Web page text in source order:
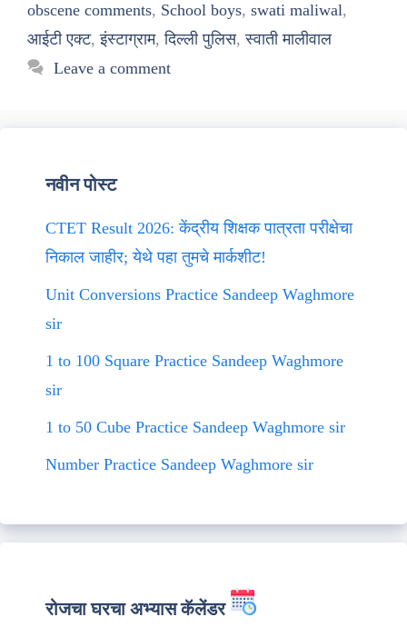
obscene comments, School boys, swati maliwal,
आईटी एक्ट,इंस्टाग्राम,दिल्ली पुलिस,स्वाती मालीवाल
Leave a comment
नवीन पोस्ट
CTET Result 2026: केंद्रीय शिक्षक पात्रता परीक्षेचा
निकाल जाहीर; येथे पहा तुमचे मार्कशीट!
Unit Conversions Practice Sandeep Waghmore
sir
1 to 100 Square Practice Sandeep Waghmore
sir
1 to 50 Cube Practice Sandeep Waghmore sir
Number Practice Sandeep Waghmore sir
रोजचा घरचा अभ्यास कॅलेंडर